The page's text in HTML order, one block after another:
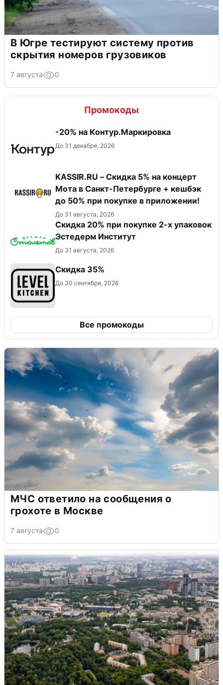
В Югре тестируют систему против
скрытия номеров грузовиков
7 августа 0
Промокоды
-20% на Контур.Маркировка
До 31 декабря, 2026
KASSIR.RU – Скидка 5% на концерт
Мота в Санкт-Петербурге + кешбэк
до 50% при покупке в приложении!
До 31 августа, 2026
Скидка 20% при покупке 2-х упаковок
Эстедерм Институт
До 31 августа, 2026
Скидка 35%
До 30 сентября, 2026
Все промокоды
МЧС ответило на сообщения о
грохоте в Москве
7 августа 0